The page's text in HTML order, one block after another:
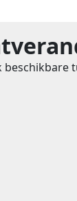
beschikbare